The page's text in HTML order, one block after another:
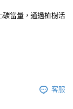
碳當量，通過植樹活
客服